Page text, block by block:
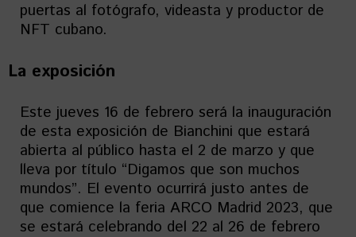
puertas al fotógrafo, videasta y productor de
NFT cubano.
La exposición
Este jueves 16 de febrero será la inauguración
de esta exposición de Bianchini que estará
abierta al público hasta el 2 de marzo y que
lleva por título “Digamos que son muchos
mundos”. El evento ocurrirá justo antes de
que comience la feria ARCO Madrid 2023, que
se estará celebrando del 22 al 26 de febrero